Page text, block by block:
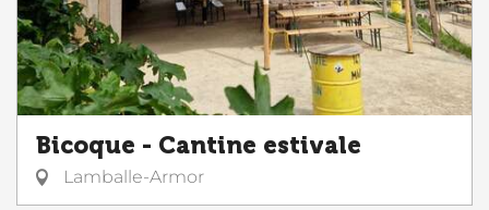
Bicoque - Cantine estivale
Lamballe-Armor